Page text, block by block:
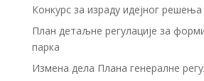
Конкурс за израду идејног
План детаљне регулације за
парка
Измена дела Плана генералне